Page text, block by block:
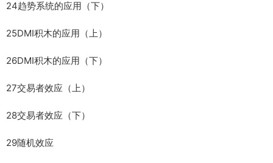
24趋势系统的应用（下）
25DMI积木的应用（上）
26DMI积木的应用（下）
27交易者效应（上）
28交易者效应（下）
29随机效应